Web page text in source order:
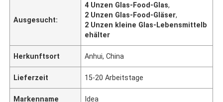
Ausgesucht:
4 Unzen Glas-Food-Glas,
2 Unzen Glas-Food-Gläser,
2 Unzen kleine Glas-Lebensmittelb
ehälter
Herkunftsort Anhui, China
Lieferzeit 15-20 Arbeitstage
Markenname Idea